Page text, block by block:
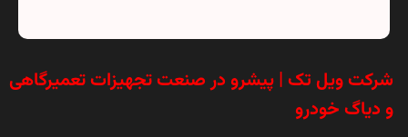
شرکت ویل تک | پیشرو در صنعت تجهیزات تعمیرگاهی
و دیاگ خودرو